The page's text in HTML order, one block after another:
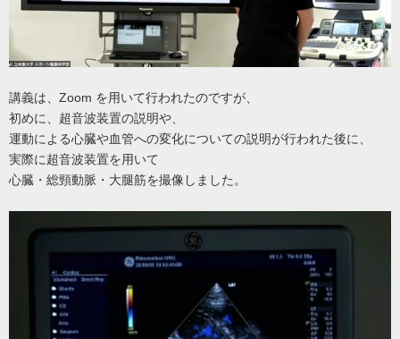
講義は、Zoom を用いて行われたのですが、
初めに、超音波装置の説明や、
運動による心臓や血管への変化についての説明が行われた後に、
実際に超音波装置を用いて
心臓・総頸動脈・大腿筋を撮像しました。